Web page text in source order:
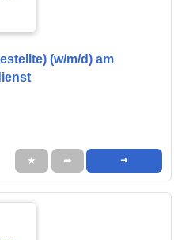
(w/m/d) am
★ ➦ ➜